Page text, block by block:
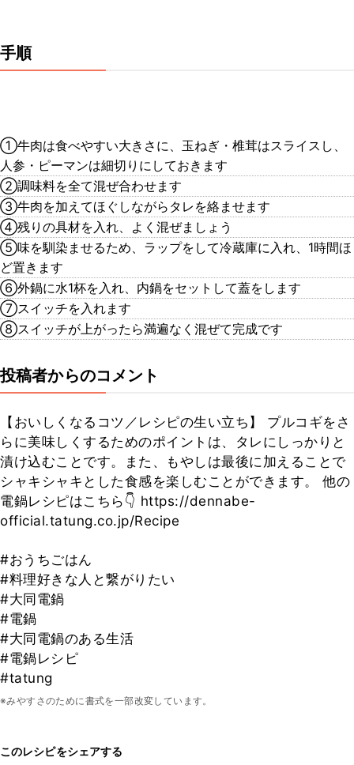
手順
①牛肉は食べやすい大きさに、玉ねぎ・椎茸はスライスし、
人参・ピーマンは細切りにしておきます
②調味料を全て混ぜ合わせます
③牛肉を加えてほぐしながらタレを絡ませます
④残りの具材を入れ、よく混ぜましょう
⑤味を馴染ませるため、ラップをして冷蔵庫に入れ、1時間ほ
ど置きます
⑥外鍋に水1杯を入れ、内鍋をセットして蓋をします
⑦スイッチを入れます
⑧スイッチが上がったら満遍なく混ぜて完成です
投稿者からのコメント
【おいしくなるコツ／レシピの生い立ち】 プルコギをさ
らに美味しくするためのポイントは、タレにしっかりと
漬け込むことです。また、もやしは最後に加えることで
シャキシャキとした食感を楽しむことができます。 他の
電鍋レシピはこちら👇 https://dennabe-
official.tatung.co.jp/Recipe
#おうちごはん
#料理好きな人と繋がりたい
#大同電鍋
#電鍋
#大同電鍋のある生活
#電鍋レシピ
#tatung
※みやすさのために書式を一部改変しています。
このレシピをシェアする